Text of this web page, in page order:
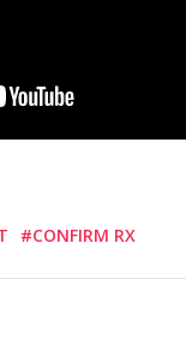
#CONFIRM RX